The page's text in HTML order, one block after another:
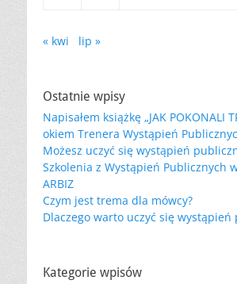
« kwi lip »
Ostatnie wpisy
Napisałem książkę „JAK POKONALI
okiem Trenera Wystąpień
Możesz uczyć się wystąpień
Szkolenia z Wystąpień Publicznych
ARBIZ
Czym jest trema dla mówcy?
Dlaczego warto uczyć się wystąpień
Kategorie wpisów